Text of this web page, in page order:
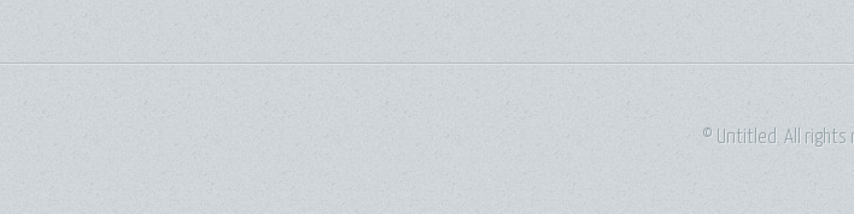
© Untitled. All rights